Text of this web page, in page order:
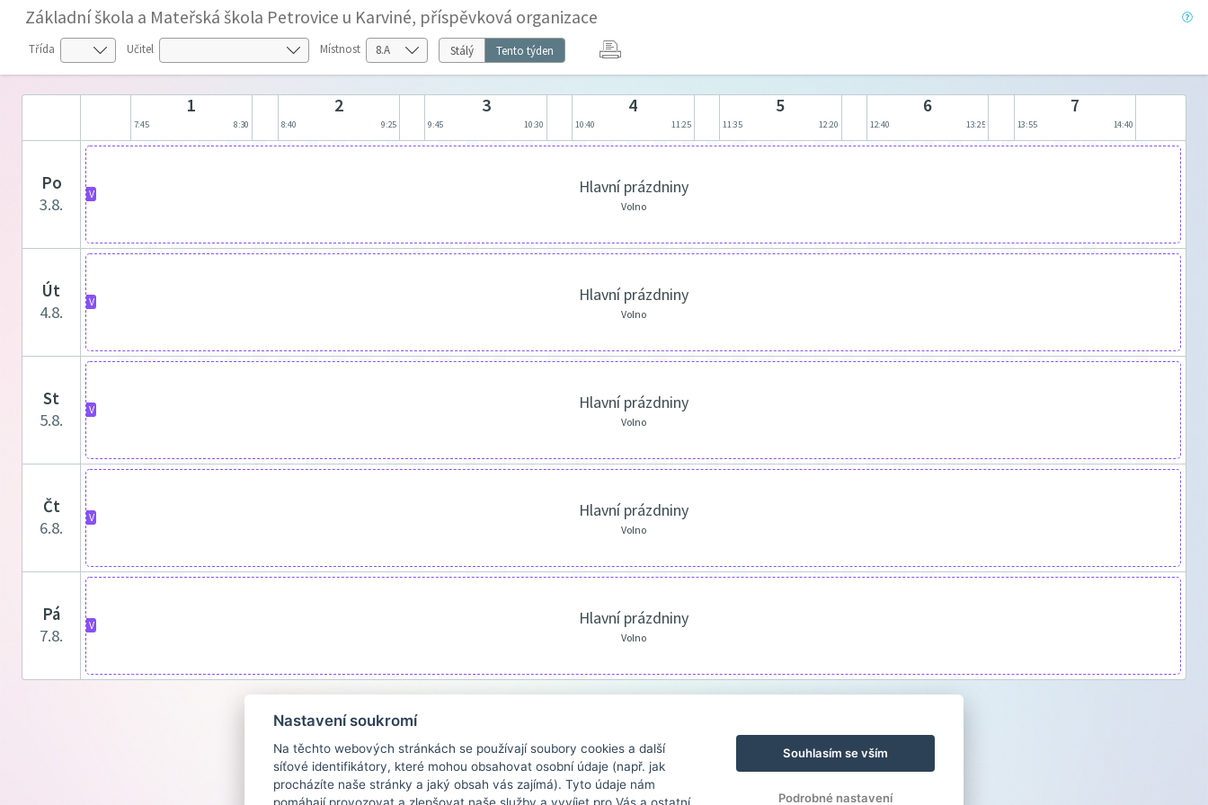
Základní škola a Mateřská škola Petrovice u Karviné, příspěvková organizace
Třída Učitel Místnost Stálý Tento týden
1
7:45 8:30
2
8:40 9:25
3
9:45 10:30
4
10:40 11:25
5
11:35 12:20
6
12:40 13:25
7
13:55 14:40
po
3.8.
V Hlavní prázdniny
Volno
út
4.8.
V Hlavní prázdniny
Volno
st
5.8.
V Hlavní prázdniny
Volno
čt
6.8.
V Hlavní prázdniny
Volno
pá
7.8.
V Hlavní prázdniny
Volno
Nastavení soukromí
Na těchto webových stránkách se používají soubory cookies a další
síťové identifikátory, které mohou obsahovat osobní údaje (např. jak
procházíte naše stránky a jaký obsah vás zajímá). Tyto údaje nám
Souhlasím se vším
Podrobné nastavení